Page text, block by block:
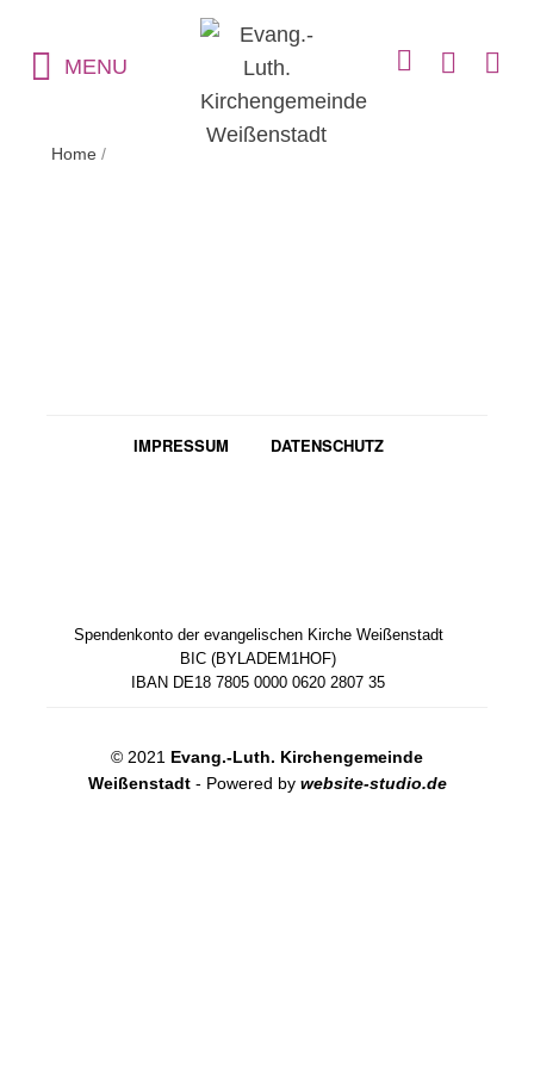
MENU
Home /
IMPRESSUM DATENSCHUTZ
Spendenkonto der evangelischen Kirche Weißenstadt
BIC (BYLADEM1HOF)
IBAN DE18 7805 0000 0620 2807 35
© 2021 Evang.-Luth. Kirchengemeinde
Weißenstadt- Powered by website-studio.de